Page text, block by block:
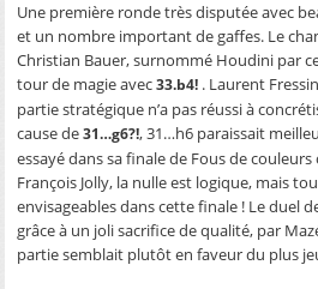
Une première ronde très disputée avec
et un nombre important de gaffes. Le
Christian Bauer, surnommé Houdini par
tour de magie avec33.b4! . Laurent
partie stratégique n’a pas réussi à
cause de31…g6?!, 31…h6 paraissait
essayé dans sa finale de Fous de
François Jolly, la nulle est logique, mais
envisageables dans cette finale ! Le duel
grâce à un joli sacrifice de qualité, par
partie semblait plutôt en faveur du plus